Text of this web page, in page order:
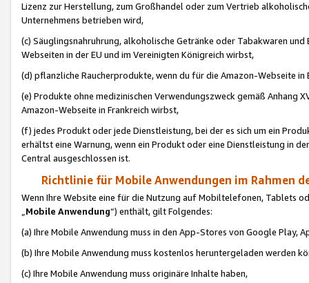
Lizenz zur Herstellung, zum Großhandel oder zum Vertrieb
Unternehmens betrieben wird,
(c) Säuglingsnahruhrung, alkoholische Getränke oder Tabakwaren
Webseiten in der EU und im Vereinigten Königreich wirbst,
(d) pflanzliche Raucherprodukte, wenn du für die Amazon-Webseite in
(e) Produkte ohne medizinischen Verwendungszweck gemäß Anhang
Amazon-Webseite in Frankreich wirbst,
(f) jedes Produkt oder jede Dienstleistung, bei der es sich um ein
erhältst eine Warnung, wenn ein Produkt oder eine Dienstleistung in
Central ausgeschlossen ist.
Richtlinie für Mobile Anwendungen im Rahmen
Wenn Ihre Website eine für die Nutzung auf Mobiltelefonen, Tablets
„Mobile Anwendung“) enthält, gilt Folgendes:
(a) Ihre Mobile Anwendung muss in den App-Stores von Google Play,
(b) Ihre Mobile Anwendung muss kostenlos heruntergeladen werden
(c) Ihre Mobile Anwendung muss originäre Inhalte haben,